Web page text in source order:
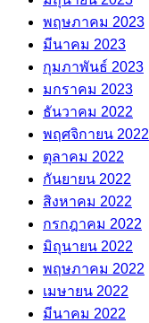
พฤษภาคม 2023
มีนาคม 2023
กุมภาพันธ์ 2023
มกราคม 2023
ธันวาคม 2022
พฤศจิกายน 2022
ตุลาคม 2022
กันยายน 2022
สิงหาคม 2022
กรกฎาคม 2022
มิถุนายน 2022
พฤษภาคม 2022
เมษายน 2022
มีนาคม 2022